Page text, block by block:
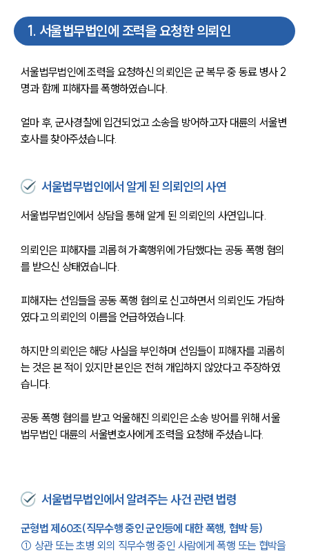
1. 서울법무법인에 조력을 요청한 의뢰인
서울법무법인에 조력을 요청하신 의뢰인은 군 복무 중 동료 병사 2
명과 함께 피해자를 폭행하였습니다.
얼마 후, 군사경찰에 입건되었고 소송을 방어하고자 대륜의 서울변
호사를 찾아주셨습니다.
서울법무법인에서 알게 된 의뢰인의 사연
서울법무법인에서 상담을 통해 알게 된 의뢰인의 사연입니다.
의뢰인은 피해자를 괴롭혀 가혹행위에 가담했다는 공동 폭행 혐의
를 받으신 상태였습니다.
피해자는 선임들을 공동 폭행 혐의로 신고하면서 의뢰인도 가담하
였다고 의뢰인의 이름을 언급하였습니다.
하지만 의뢰인은 해당 사실을 부인하며 선임들이 피해자를 괴롭히
는 것은 본 적이 있지만 본인은 전혀 개입하지 않았다고 주장하였
습니다.
공동 폭행 혐의를 받고 억울해진 의뢰인은 소송 방어를 위해 서울
법무법인 대륜의 서울변호사에게 조력을 요청해 주셨습니다.
서울법무법인에서 알려주는 사건 관련 법령
군형법 제60조(직무수행 중인 군인등에 대한 폭행, 협박 등)
① 상관 또는 초병 외의 직무수행 중인 사람에게 폭행 또는 협박을